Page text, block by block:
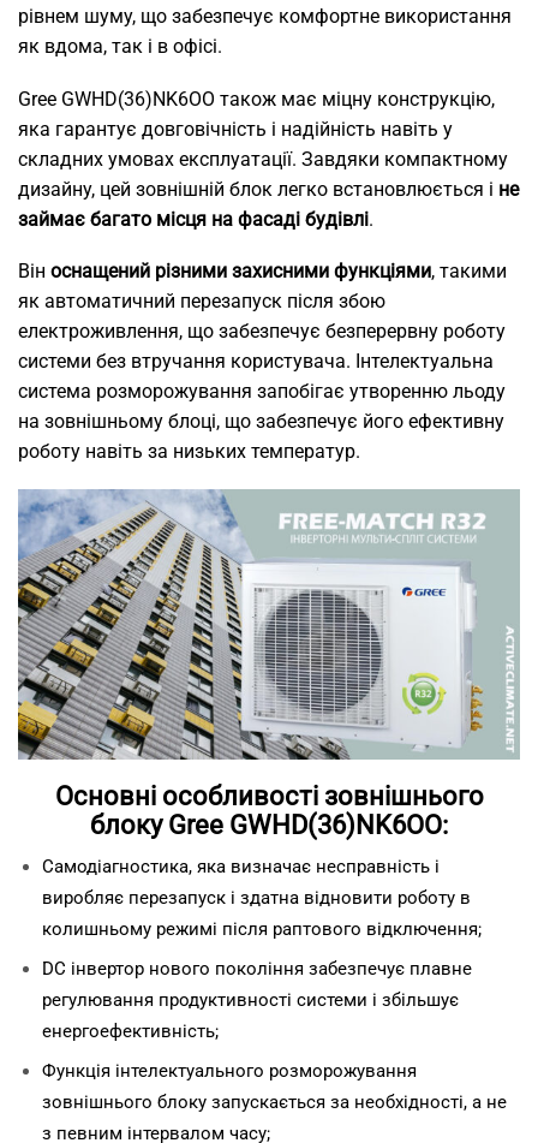
рівнем шуму, що забезпечує комфортне використання
як вдома, так і в офісі.
Gree GWHD(36)NK6OO також має міцну конструкцію,
яка гарантує довговічність і надійність навіть у
складних умовах експлуатації. Завдяки компактному
дизайну, цей зовнішній блок легко встановлюється і не
займає багато місця на фасаді будівлі.
Він оснащений різними захисними функціями, такими
як автоматичний перезапуск після збою
електроживлення, що забезпечує безперервну роботу
системи без втручання користувача. Інтелектуальна
система розморожування запобігає утворенню льоду
на зовнішньому блоці, що забезпечує його ефективну
роботу навіть за низьких температур.
Основні особливості зовнішнього
блоку Gree GWHD(36)NK6OO:
Самодіагностика, яка визначає несправність і
виробляє перезапуск і здатна відновити роботу в
колишньому режимі після раптового відключення;
DC інвертор нового покоління забезпечує плавне
регулювання продуктивності системи і збільшує
енергоефективність;
Функція інтелектуального розморожування
зовнішнього блоку запускається за необхідності, а не
з певним інтервалом часу;